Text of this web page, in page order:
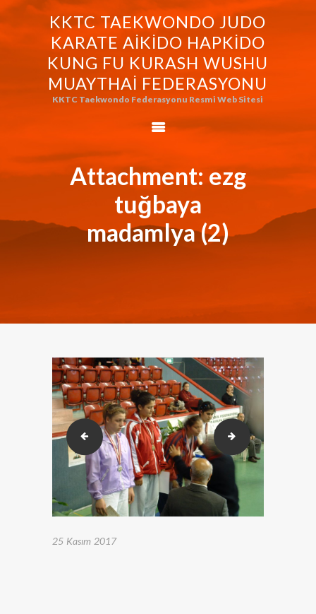
KKTC TAEKWONDO JUDO
KARATE AIKIDO HAPKIDO
KUNG FU KURASH WUSHU
MUAYTHAI FEDERASYONU
KKTC Taekwondo Federasyonu Resmi Web Sitesi
Attachment: ezg
tuğbaya
madamlya (2)
KKTC TAEKWONDO JUDO KARATE
AIKIDO HAPKIDO KUNG FU KURASH
WUSHU MUAYTHAI FEDERASYONU
KKTC Taekwondo Federasyonu Resmi Web Sitesi
FEDERASYONUMUZ
TAEKWONDO
FEDERASYONU
WORLD BUDO
MARTIALARTS
MOK-EZG-2000/2013
ezg tc milli takım kampı ezg tuğbaya
25 Kasım 2017